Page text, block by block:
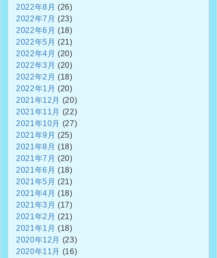
2022年8月 (26)
2022年7月 (23)
2022年6月 (18)
2022年5月 (21)
2022年4月 (20)
2022年3月 (20)
2022年2月 (18)
2022年1月 (20)
2021年12月
(20)
2021年11月
(22)
2021年10月
(27)
2021年9月 (25)
2021年8月 (18)
2021年7月 (20)
2021年6月 (18)
2021年5月 (21)
2021年4月 (18)
2021年3月 (17)
2021年2月 (21)
2021年1月 (18)
2020年12月
(23)
2020年11月
(16)